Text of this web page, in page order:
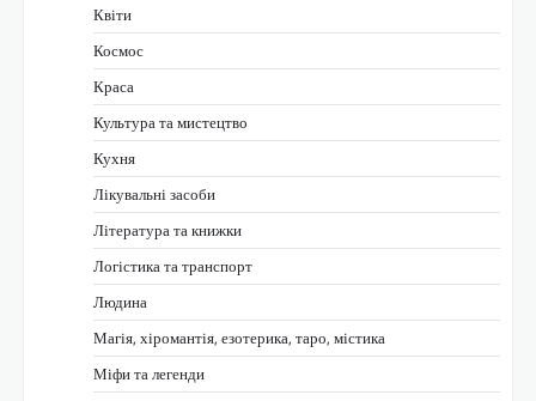
Квіти
Космос
Краса
Культура та мистецтво
Кухня
Лікувальні засоби
Література та книжки
Логістика та транспорт
Людина
Магія, хіромантія, езотерика, таро, містика
Міфи та легенди